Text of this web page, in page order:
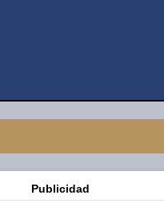
Publicidad